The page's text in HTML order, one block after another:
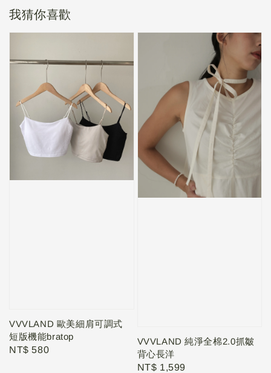
我猜你喜歡
VVVLAND 歐美細肩可調式
短版機能bratop
Regular
NT$ 580
VVVLAND 純淨全棉2.0抓皺
背心長洋
Regular
NT$ 1,599